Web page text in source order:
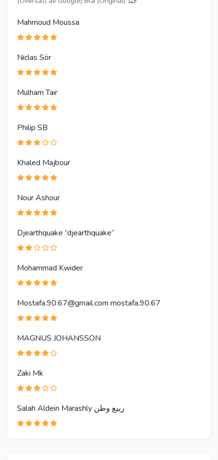
Mahmoud Moussa
Niclas Sör
Mulham Tair
Philip SB
Khaled Majbour
Nour Ashour
Djearthquake ”djearthquake”
Mohammad Kwider
Mostafa.90.67@gmail.com mostafa.90.67
MAGNUS JOHANSSON
Zaki Mk
Salah Aldein Marashly ربيع وطن